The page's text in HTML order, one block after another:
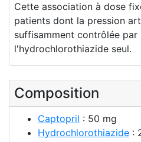
Cette association à dose
patients dont la pression
suffisamment contrôlée
l'hydrochlorothiazide seul.
Composition
Captopril : 50 mg
Hydrochlorothiazide :